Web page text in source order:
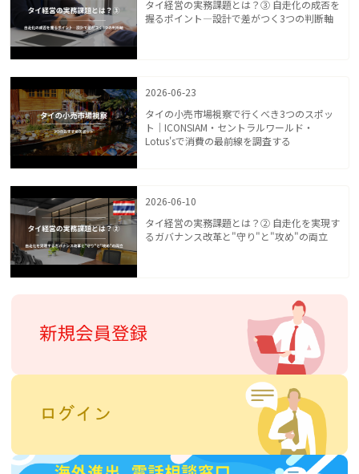
タイ経営の実務課題とは？③ 自走化の成否を
握るポイント—設計で差がつく3つの判断軸
2026-06-23
タイの小売市場視察で行くべき3つのスポッ
ト｜ICONSIAM・セントラルワールド・
Lotus'sで消費の最前線を調査する
2026-06-10
タイ経営の実務課題とは？② 自走化を実現す
るガバナンス改革と"守り"と"攻め"の両立